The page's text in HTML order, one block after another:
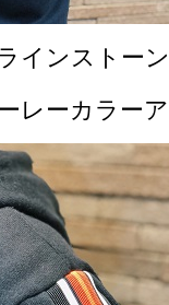
インストー
レーカラー